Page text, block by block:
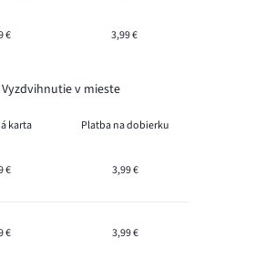
€ 3,99 €
Vyzdvihnutie v mieste
karta Platba na dobierku
€ 3,99 €
€ 3,99 €